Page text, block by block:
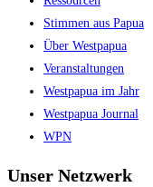
Stimmen aus Papua
Über Westpapua
Veranstaltungen
Westpapua im Jahr
Westpapua Journal
WPN
Unser Netzwerk